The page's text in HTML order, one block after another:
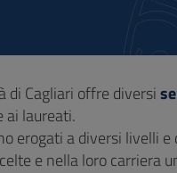
di Cagliari offre diversi
ai laureati.
erogati a diversi livelli
e nella loro carriera